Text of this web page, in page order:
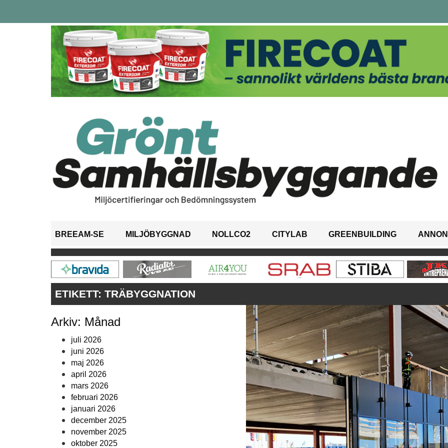
BREEAM-SE MILJÖBYGGNAD NOLLCO2 CITYLAB GREENBUILDING
ETIKETT: TRÄBYGGNATION
Arkiv: Månad
juli 2026
juni 2026
maj 2026
april 2026
mars 2026
februari 2026
januari 2026
december 2025
november 2025
oktober 2025